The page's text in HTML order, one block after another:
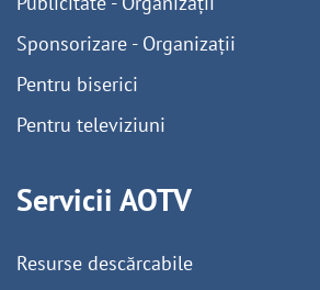
Sponsorizare - Organizații
Pentru biserici
Pentru televiziuni
Servicii AOTV
Resurse descărcabile